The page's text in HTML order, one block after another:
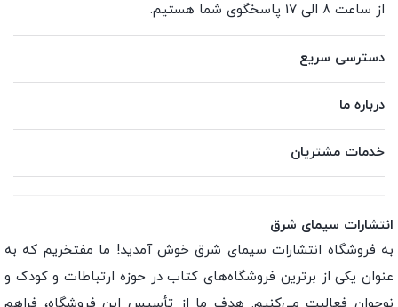
از ساعت 8 الی 17 پاسخگوی شما هستیم.
دسترسی سریع
درباره ما
خدمات مشتریان
انتشارات سیمای شرق
به فروشگاه انتشارات سیمای شرق خوش آمدید! ما مفتخریم که به
عنوان یکی از برترین فروشگاه‌های کتاب در حوزه ارتباطات و کودک و